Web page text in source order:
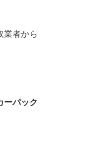
業者から
ーパック